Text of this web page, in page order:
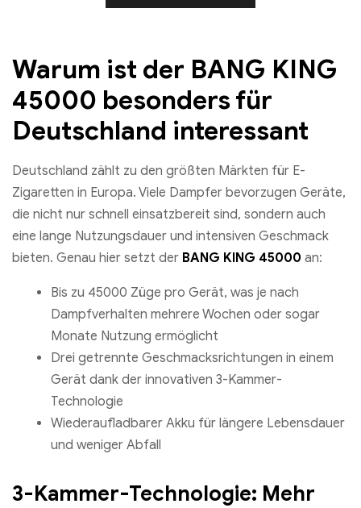
Warum ist der BANG KING
45000 besonders für
Deutschland interessant
Deutschland zählt zu den größten Märkten für E-
Zigaretten in Europa. Viele Dampfer bevorzugen Geräte,
die nicht nur schnell einsatzbereit sind, sondern auch
eine lange Nutzungsdauer und intensiven Geschmack
bieten. Genau hier setzt der BANG KING 45000 an:
Bis zu 45000 Züge pro Gerät, was je nach
Dampfverhalten mehrere Wochen oder sogar
Monate Nutzung ermöglicht
Drei getrennte Geschmacksrichtungen in einem
Gerät dank der innovativen 3-Kammer-
Technologie
Wiederaufladbarer Akku für längere Lebensdauer
und weniger Abfall
3-Kammer-Technologie: Mehr